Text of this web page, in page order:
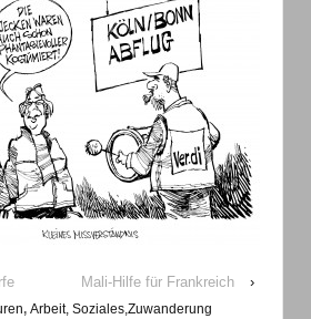
Mali-Hilfe für Frankreich ›
, Arbeit, Soziales,Zuwanderung